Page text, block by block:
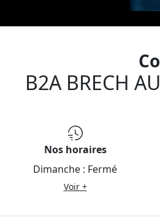
B2A BRECH
Nos horaires
Dimanche : Fermé
Voir +